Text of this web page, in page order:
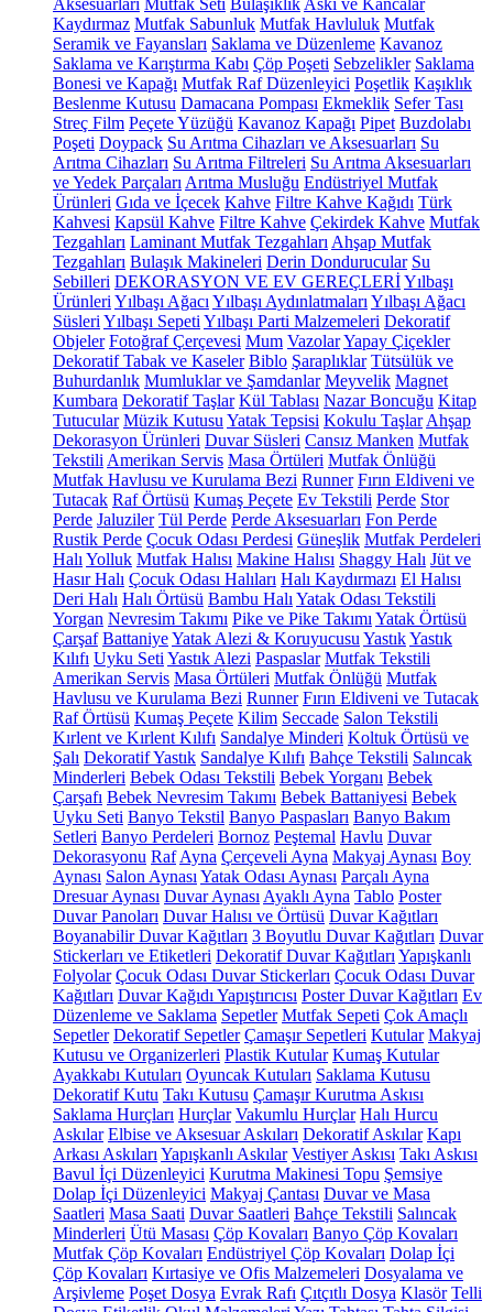
Aksesuarları Mutfak Seti Bulaşıklık Askı ve Kancalar
Kaydırmaz Mutfak Sabunluk Mutfak Havluluk Mutfak
Seramik ve Fayansları Saklama ve Düzenleme Kavanoz
Saklama ve Karıştırma Kabı Çöp Poşeti Sebzelikler Saklama
Bonesi ve Kapağı Mutfak Raf Düzenleyici Poşetlik Kaşıklık
Beslenme Kutusu Damacana Pompası Ekmeklik Sefer Tası
Streç Film Peçete Yüzüğü Kavanoz Kapağı Pipet Buzdolabı
Poşeti Doypack Su Arıtma Cihazları ve Aksesuarları Su
Arıtma Cihazları Su Arıtma Filtreleri Su Arıtma Aksesuarları
ve Yedek Parçaları Arıtma Musluğu Endüstriyel Mutfak
Ürünleri Gıda ve İçecek Kahve Filtre Kahve Kağıdı Türk
Kahvesi Kapsül Kahve Filtre Kahve Çekirdek Kahve Mutfak
Tezgahları Laminant Mutfak Tezgahları Ahşap Mutfak
Tezgahları Bulaşık Makineleri Derin Dondurucular Su
Sebilleri DEKORASYON VE EV GEREÇLERİYılbaşı
Ürünleri Yılbaşı Ağacı Yılbaşı Aydınlatmaları Yılbaşı Ağacı
Süsleri Yılbaşı Sepeti Yılbaşı Parti Malzemeleri Dekoratif
Objeler Fotoğraf Çerçevesi Mum VazolarYapay Çiçekler
Dekoratif Tabak ve Kaseler Biblo Şaraplıklar Tütsülük ve
Buhurdanlık Mumluklar ve Şamdanlar Meyvelik Magnet
Kumbara Dekoratif Taşlar Kül Tablası Nazar Boncuğu Kitap
Tutucular Müzik Kutusu Yatak Tepsisi Kokulu Taşlar Ahşap
Dekorasyon Ürünleri Duvar Süsleri Cansız Manken Mutfak
Tekstili Amerikan Servis Masa Örtüleri Mutfak Önlüğü
Mutfak Havlusu ve Kurulama Bezi Runner Fırın Eldiveni ve
Tutacak Raf Örtüsü Kumaş Peçete Ev Tekstili Perde Stor
Perde Jaluziler Tül Perde Perde Aksesuarları Fon Perde
Rustik Perde Çocuk Odası Perdesi Güneşlik Mutfak Perdeleri
Halı Yolluk Mutfak Halısı Makine Halısı Shaggy Halı Jüt ve
Hasır Halı Çocuk Odası Halıları Halı Kaydırmazı El Halısı
Deri Halı Halı Örtüsü Bambu Halı Yatak Odası Tekstili
Yorgan Nevresim Takımı Pike ve Pike Takımı Yatak Örtüsü
Çarşaf BattaniyeYatak Alezi & Koruyucusu YastıkYastık
Kılıfı Uyku Seti Yastık Alezi Paspaslar Mutfak Tekstili
Amerikan Servis Masa Örtüleri Mutfak Önlüğü Mutfak
Havlusu ve Kurulama Bezi Runner Fırın Eldiveni ve Tutacak
Raf Örtüsü Kumaş Peçete Kilim Seccade Salon Tekstili
Kırlent ve Kırlent Kılıfı Sandalye Minderi Koltuk Örtüsü ve
Şalı Dekoratif Yastık Sandalye Kılıfı Bahçe Tekstili Salıncak
Minderleri Bebek Odası Tekstili Bebek Yorganı Bebek
Çarşafı Bebek Nevresim Takımı Bebek Battaniyesi Bebek
Uyku Seti Banyo Tekstil Banyo Paspasları Banyo Bakım
Setleri Banyo Perdeleri Bornoz Peştemal Havlu Duvar
Dekorasyonu Raf Ayna Çerçeveli Ayna Makyaj Aynası Boy
Aynası Salon Aynası Yatak Odası Aynası Parçalı Ayna
Dresuar Aynası Duvar Aynası Ayaklı Ayna Tablo Poster
Duvar Panoları Duvar Halısı ve Örtüsü Duvar Kağıtları
Boyanabilir Duvar Kağıtları 3 Boyutlu Duvar Kağıtları Duvar
Stickerları ve Etiketleri Dekoratif Duvar Kağıtları Yapışkanlı
Folyolar Çocuk Odası Duvar Stickerları Çocuk Odası Duvar
Kağıtları Duvar Kağıdı Yapıştırıcısı Poster Duvar Kağıtları Ev
Düzenleme ve Saklama Sepetler Mutfak Sepeti Çok Amaçlı
Sepetler Dekoratif Sepetler Çamaşır Sepetleri Kutular Makyaj
Kutusu ve Organizerleri Plastik Kutular Kumaş Kutular
Ayakkabı Kutuları Oyuncak Kutuları Saklama Kutusu
Dekoratif Kutu Takı Kutusu Çamaşır Kurutma Askısı
Saklama Hurçları Hurçlar Vakumlu Hurçlar Halı Hurcu
Askılar Elbise ve Aksesuar Askıları Dekoratif Askılar Kapı
Arkası Askıları Yapışkanlı Askılar Vestiyer Askısı Takı Askısı
Bavul İçi Düzenleyici Kurutma Makinesi Topu Şemsiye
Dolap İçi Düzenleyici Makyaj Çantası Duvar ve Masa
Saatleri Masa Saati Duvar Saatleri Bahçe Tekstili Salıncak
Minderleri Ütü Masası Çöp Kovaları Banyo Çöp Kovaları
Mutfak Çöp Kovaları Endüstriyel Çöp Kovaları Dolap İçi
Çöp Kovaları Kırtasiye ve Ofis Malzemeleri Dosyalama ve
Arşivleme Poşet Dosya Evrak Rafı Çıtçıtlı Dosya Klasör Telli